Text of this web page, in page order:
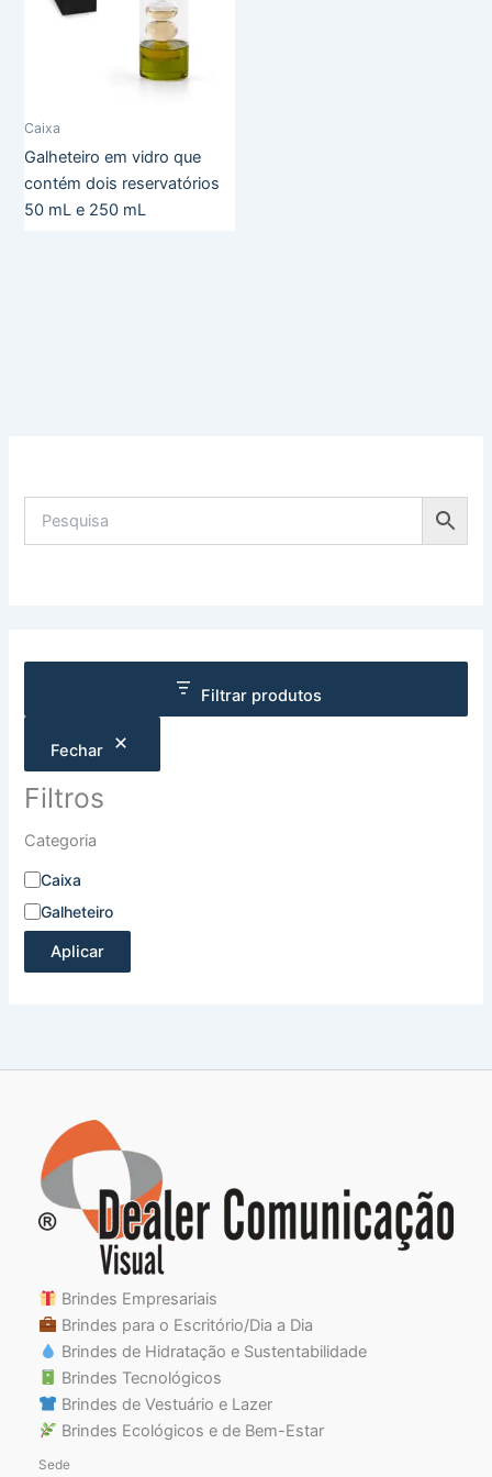
Filtrar produtos
Fechar
Filtros
Categoria
Caixa
Galheteiro
Aplicar
Caixa
Galheteiro em vidro que
contém dois reservatórios
50 mL e 250 mL
Brindes Empresariais
Brindes para o Escritório/Dia a Dia
Brindes de Hidratação e Sustentabilidade
Brindes Tecnológicos
Brindes de Vestuário e Lazer
Brindes Ecológicos e de Bem-Estar
Sede